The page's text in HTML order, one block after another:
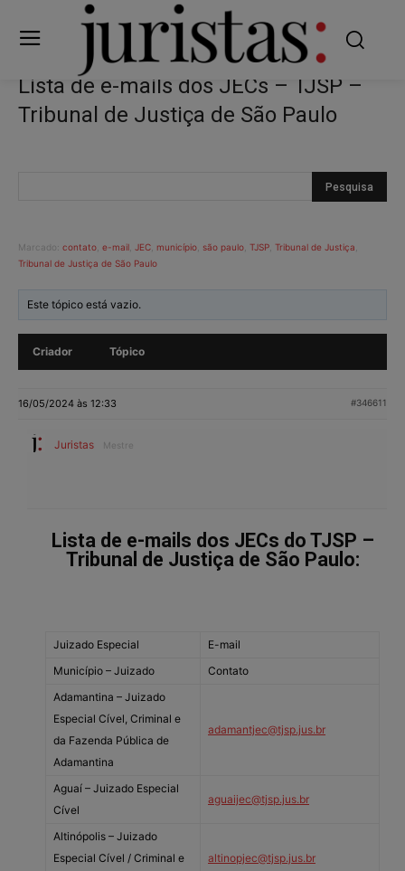
Lista de e-mails dos JECs – TJSP –
Tribunal de Justiça de São Paulo
Marcado: contato e-mail JEC município são paulo TJSP Tribunal de Justiça
Tribunal de Justiça de São Paulo
Este tópico está vazio.
Criador Tópico
16/05/2024 às 12:33 #346611
Juristas Mestre
Lista de e-mails dos JECs do TJSP –
Tribunal de Justiça de São Paulo:
Juizado Especial
E-mail
Município – Juizado
Contato
Adamantina – Juizado
Especial Cível, Criminal e
da Fazenda Pública de
Adamantina
adamantjec@tjsp.jus.br
Aguaí – Juizado Especial
Cível
aguaijec@tjsp.jus.br
Altinópolis – Juizado
Especial Cível / Criminal e
altinopjec@tjsp.jus.br